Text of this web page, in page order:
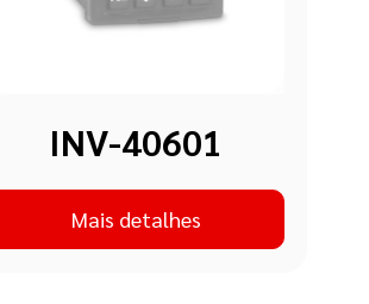
INV-40601
Mais detalhes